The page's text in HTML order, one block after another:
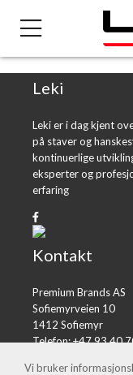
Error loading product
Object reference not
Leki
Leki er i dag kjent
på staver og
kontinuerlige
eksperter og
erfaring
Kontakt
Premium Brands AS
Sofiemyrveien 10
1412 Sofiemyr
Telefon: +47 93 40
Vi bruker